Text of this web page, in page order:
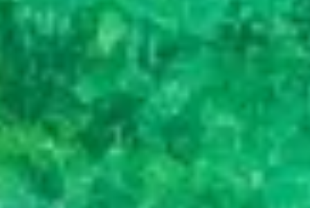
Laat je inspireren door onze reisverhalen en tips!
Jouw reis voor een goede prijs
Al meer dan 17 jaar specialist
Volledig ontzorgd op reis